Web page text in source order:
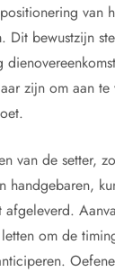
van
Dit bewustzijn
zijn om aan
van de setter,
handgebaren,
afgeleverd.
om de